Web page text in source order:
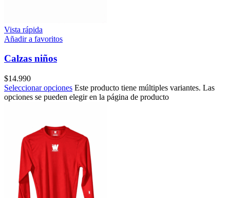
Vista rápida
Añadir a favoritos
Calzas niños
$14.990
Seleccionar opciones Este producto tiene múltiples variantes. Las
opciones se pueden elegir en la página de producto